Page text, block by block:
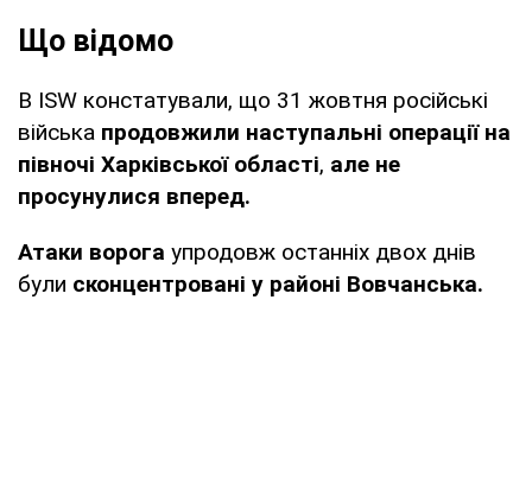
Що відомо
В ISW констатували, що 31 жовтня російські
війська продовжили наступальні операції на
півночі Харківської області, але не
просунулися вперед.
Атаки ворога упродовж останніх двох днів
були сконцентровані у районі Вовчанська.